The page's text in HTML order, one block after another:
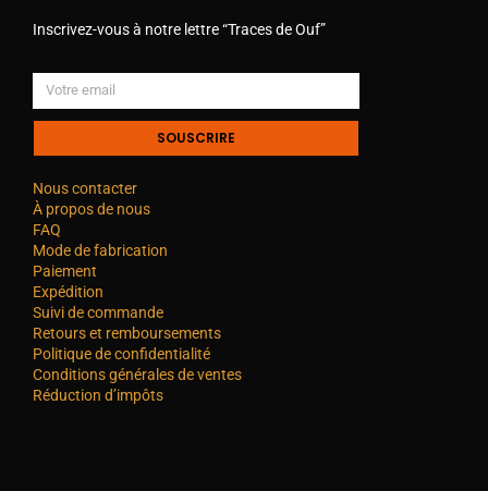
Inscrivez-vous à notre lettre “Traces de Ouf”
SOUSCRIRE
Nous contacter
À propos de nous
FAQ
Mode de fabrication
Paiement
Expédition
Suivi de commande
Retours et remboursements
Politique de confidentialité
Conditions générales de ventes
Réduction d’impôts